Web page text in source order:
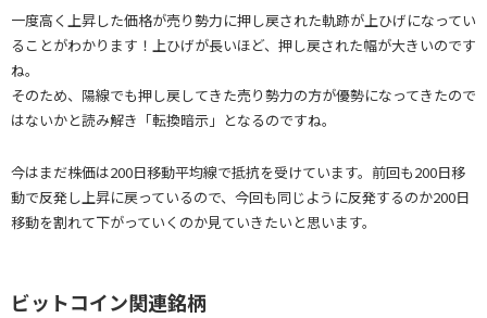
一度高く上昇した価格が売り勢力に押し戻された軌跡が上ひげになってい
ることがわかります！上ひげが長いほど、押し戻された幅が大きいのです
ね。
そのため、陽線でも押し戻してきた売り勢力の方が優勢になってきたので
はないかと読み解き「転換暗示」となるのですね。
今はまだ株価は200日移動平均線で抵抗を受けています。前回も200日移
動で反発し上昇に戻っているので、今回も同じように反発するのか200日
移動を割れて下がっていくのか見ていきたいと思います。
ビットコイン関連銘柄